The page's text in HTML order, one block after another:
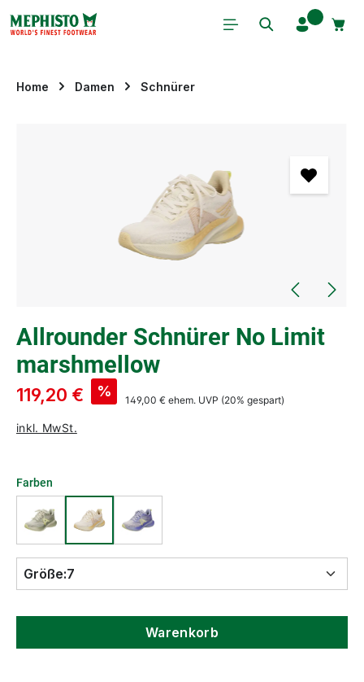
Zum Hauptinhalt springen
Home Damen Schnürer
Allrounder Schnürer No Limit
marshmellow
119,20 € %
149,00 € ehem. UVP (20% gespart)
inkl. MwSt.
Farben
Größe:7
Warenkorb